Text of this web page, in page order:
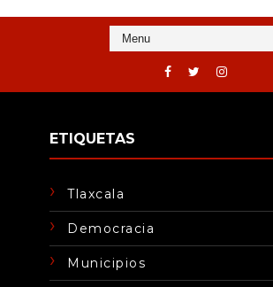
ETIQUETAS
Tlaxcala
Democracia
Municipios